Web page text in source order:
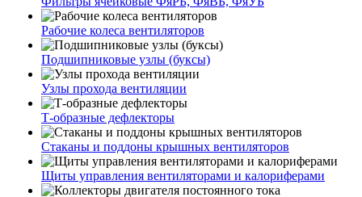
Рабочие колеса вентиляторов
Подшипниковые узлы (буксы)
Узлы прохода вентиляции
Т-образные дефлекторы
Стаканы и поддоны крышных вентиляторов
Щиты управления вентиляторами и калориферами